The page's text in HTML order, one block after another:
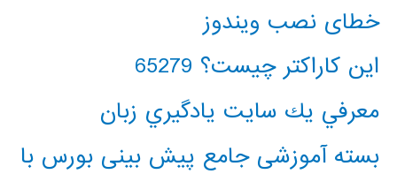
خطای نصب ویندوز
این کاراکتر چیست؟ 65279
معرفي يك سايت يادگيري زبان
بسته آموزشی جامع پیش بینی بورس با